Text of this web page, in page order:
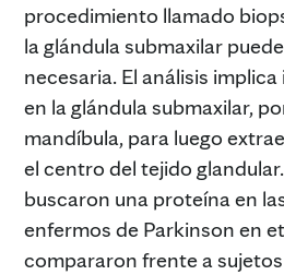
procedimiento llamado
la glándula submaxilar
necesaria. El análisis
en la glándula submaxilar,
mandíbula, para luego
el centro del tejido
buscaron una proteína en
enfermos de Parkinson en
compararon frente a